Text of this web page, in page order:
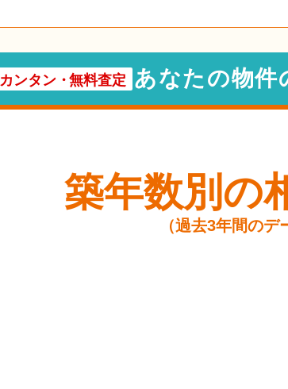
カンタン・ 無料査定 あなたの物件
築年数別の
（過去3年間のデ